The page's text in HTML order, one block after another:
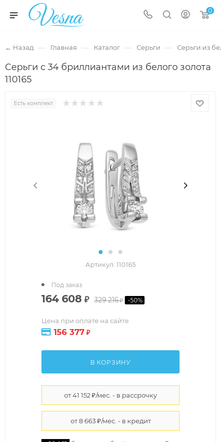
0
← Назад — Главная — Каталог — Серьги — Серьги из
Серьги с 34 бриллиантами из белого золота
110165
Есть комплект
Артикул: 110165
164 608 ₽ 329 216₽ -50%
Цена при оплате на сайте
156 377 ₽
Под заказ
В КОРЗИНУ